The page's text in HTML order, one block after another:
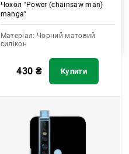
Чохол "Power (chainsaw man)
manga"
Матеріал: Чорний матовий
силікон
430 ₴ Купити